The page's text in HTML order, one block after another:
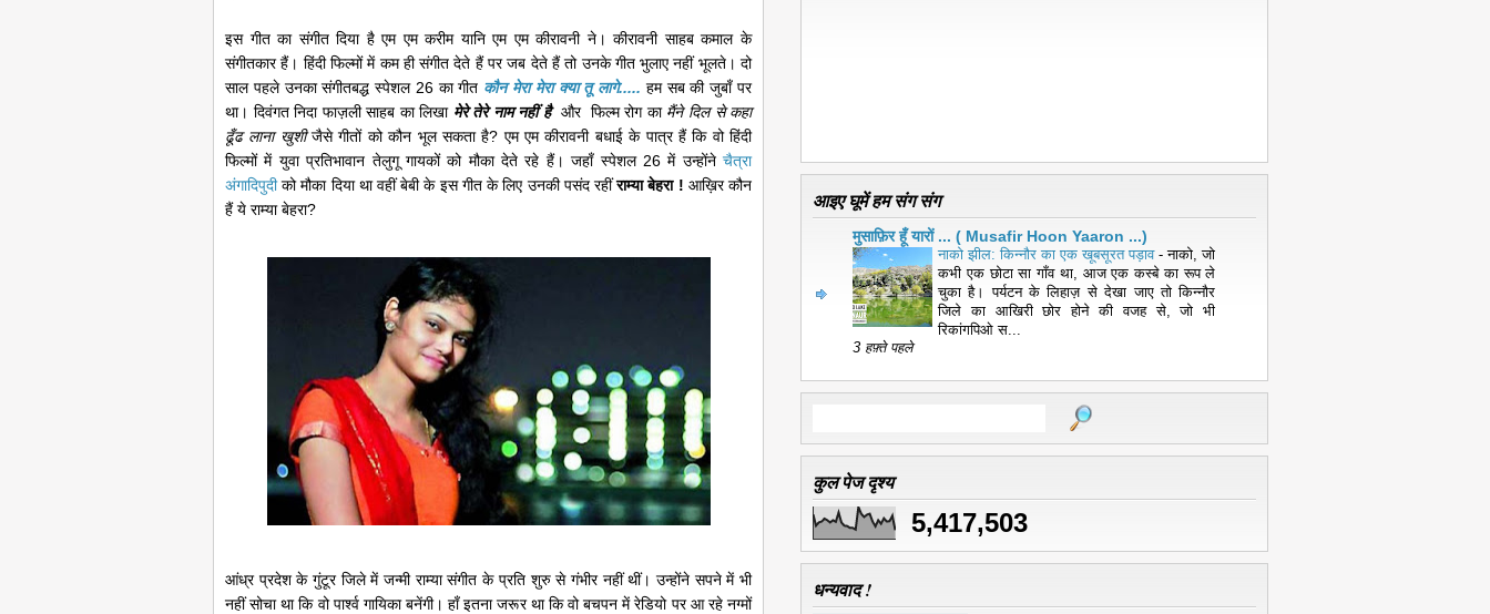
इस गीत का संगीत दिया है एम एम करीम यानि एम एम कीरावनी ने। कीरावनी साहब कमाल के
संगीतकार हैं। हिंदी फिल्मों में कम ही संगीत देते हैं पर जब देते हैं तो उनके गीत भुलाए नहीं भूलते। दो
साल पहले उनका संगीतबद्ध स्पेशल 26 का गीत कौन मेरा मेरा क्या तू लागे..... हम सब की जुबाँ पर
था। दिवंगत निदा फाज़ली साहब का लिखा मेरे तेरे नाम नहीं है और फिल्म रोग का मैंने दिल से कहा
ढूँढ लाना खुशीजैसे गीतों को कौन भूल सकता है? एम एम कीरावनी बधाई के पात्र हैं कि वो हिंदी
फिल्मों में युवा प्रतिभावान तेलुगू गायकों को मौका देते रहे हैं। जहाँ स्पेशल 26 में उन्होंने चैत्रा
अंगादिपुदीको मौका दिया था वहीं बेबी के इस गीत के लिए उनकी पसंद रहींराम्या बेहरा ! आख़िर कौन
हैं ये राम्या बेहरा?
आंध्र प्रदेश के गुंटूर जिले में जन्मी राम्या संगीत के प्रति शुरु से गंभीर नहीं थीं। उन्होंने सपने में भी
नहीं सोचा था कि वो पार्श्व गायिका बनेंगी। हाँ इतना जरूर था कि वो बचपन में रेडियो पर आ रहे नग्मों
आइए घूमें हम संग संग
मुसाफ़िर हूँ यारों ... ( Musafir Hoon Yaaron ...)
नाको झील: किन्नौर का एक खूबसूरत पड़ाव-नाको, जो
कभी एक छोटा सा गाँव था, आज एक कस्बे का रूप ले
चुका है। पर्यटन के लिहाज़ से देखा जाए तो किन्नौर
जिले का आखिरी छोर होने की वजह से, जो भी
रिकांगपिओ स...
3 हफ़्ते पहले
कुल पेज दृश्य
5,417,503
धन्यवाद !